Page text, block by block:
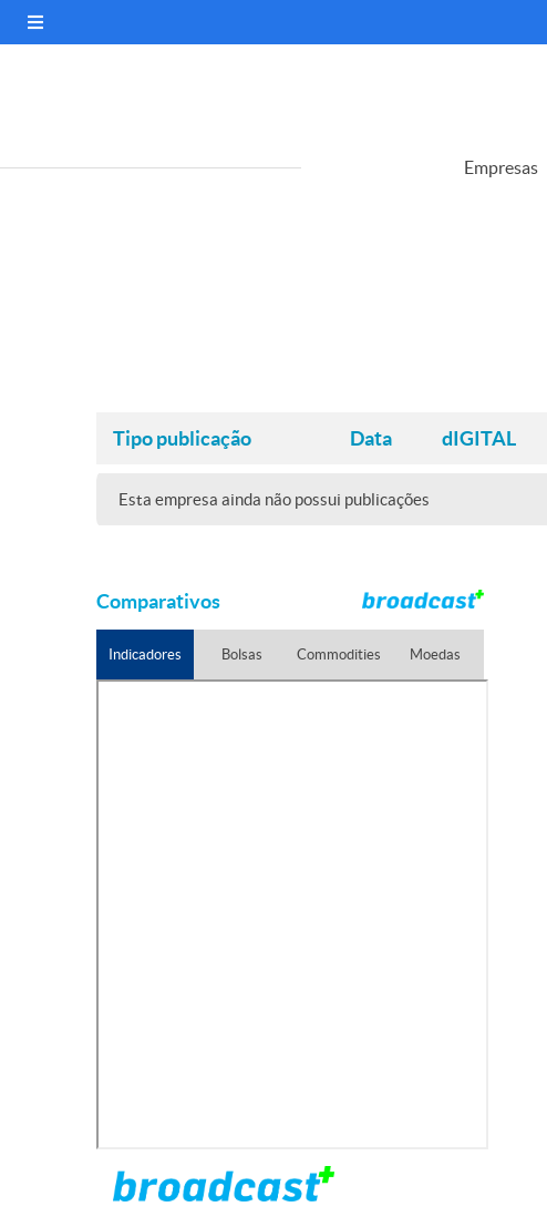
Empresas
Tipo publicação Data dIGITAL
Esta empresa ainda não possui publicações
Comparativos
Indicadores Bolsas Commodities Moedas